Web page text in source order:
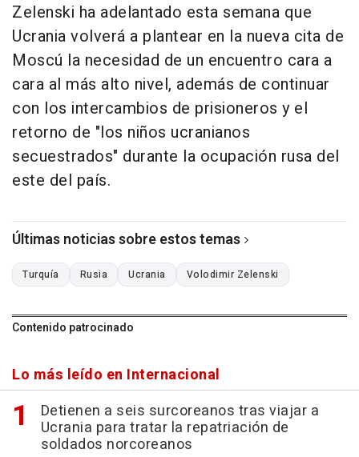
Zelenski ha adelantado esta semana que
Ucrania volverá a plantear en la nueva cita de
Moscú la necesidad de un encuentro cara a
cara al más alto nivel, además de continuar
con los intercambios de prisioneros y el
retorno de "los niños ucranianos
secuestrados" durante la ocupación rusa del
este del país.
Últimas noticias sobre estos temas
Turquía Rusia Ucrania Volodimir Zelenski
Contenido patrocinado
Lo más leído en Internacional
Detienen a seis surcoreanos tras viajar a
Ucrania para tratar la repatriación de
soldados norcoreanos